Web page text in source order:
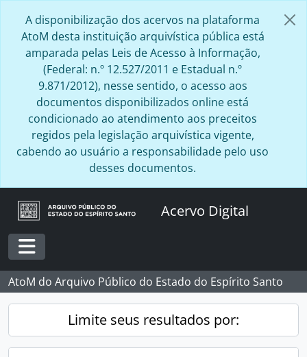
A disponibilização dos acervos na plataforma
AtoM desta instituição arquivística pública está
amparada pelas Leis de Acesso à Informação,
(Federal: n.º 12.527/2011 e Estadual n.º
9.871/2012), nesse sentido, o acesso aos
documentos disponibilizados online está
condicionado ao atendimento aos preceitos
regidos pela legislação arquivística vigente,
cabendo ao usuário a responsabilidade pelo uso
desses documentos.
Acervo Digital
Toggle navigation
AtoM do Arquivo Público do Estado do Espírito Santo
Limite seus resultados por: